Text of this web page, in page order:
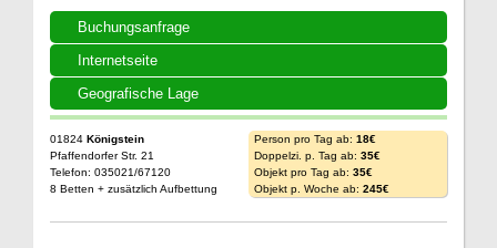
Buchungsanfrage
Internetseite
Geografische Lage
01824 Königstein
Pfaffendorfer Str. 21
Telefon: 035021/67120
8 Betten + zusätzlich Aufbettung
Person pro Tag ab: 18€
Doppelzi. p. Tag ab: 35€
Objekt pro Tag ab: 35€
Objekt p. Woche ab: 245€